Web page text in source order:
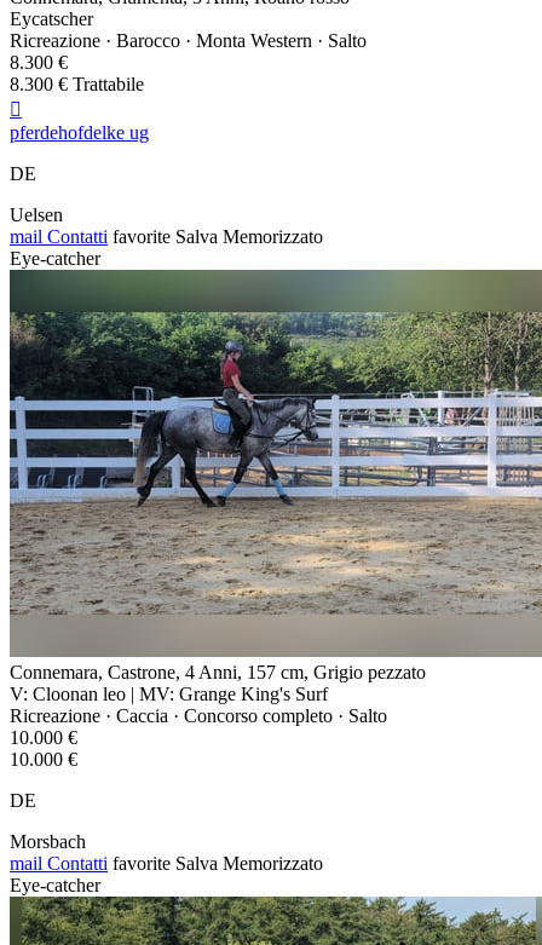
Eycatscher
Ricreazione · Barocco · Monta Western · Salto
8.300 €
8.300 € Trattabile

pferdehofdelke ug
DE
Uelsen
mail Contatti favorite Salva Memorizzato
Eye-catcher
Connemara, Castrone, 4 Anni, 157 cm, Grigio pezzato
V: Cloonan leo | MV: Grange King's Surf
Ricreazione · Caccia · Concorso completo · Salto
10.000 €
10.000 €
DE
Morsbach
mail Contatti favorite Salva Memorizzato
Eye-catcher